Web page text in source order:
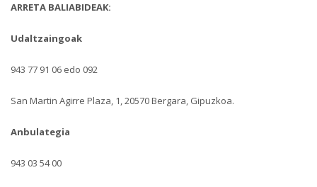
ARRETA BALIABIDEAK:
Udaltzaingoak
943 77 91 06 edo 092
San Martin Agirre Plaza, 1, 20570 Bergara, Gipuzkoa.
Anbulategia
943 03 54 00